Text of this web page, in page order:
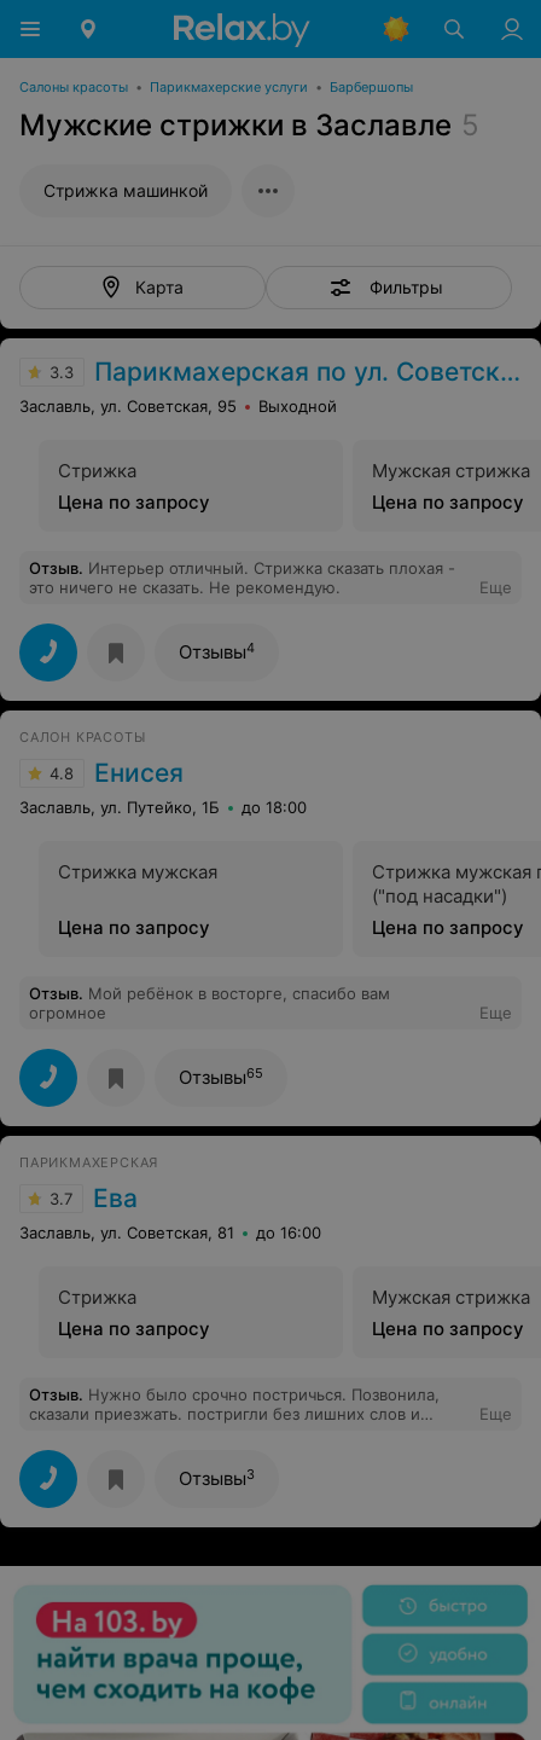
Салоны красоты • Парикмахерские услуги • Барбершопы
Мужские стрижки в Заславле 5
Стрижка машинкой
Карта Фильтры
3.3 Парикмахерская по ул. Советская, 95
Заславль, ул. Советская, 95 Выходной
Стрижка
Цена по запросу
Мужская стрижка
Цена по запросу
Отзыв. Интерьер отличный. Стрижка сказать плохая -
это ничего не сказать. Не рекомендую.
Еще
Отзывы4
САЛОН КРАСОТЫ
4.8 Енисея
Заславль, ул. Путейко, 1Б до 18:00
Стрижка мужская
Цена по запросу
Стрижка мужская
("под насадки")
Цена по запросу
Отзыв. Мой ребёнок в восторге, спасибо вам
огромное
Еще
Отзывы65
ПАРИКМАХЕРСКАЯ
3.7 Ева
Заславль, ул. Советская, 81 до 16:00
Стрижка
Цена по запросу
Мужская стрижка
Цена по запросу
Отзыв. Нужно было срочно постричься. Позвонила,
сказали приезжать. постригли без лишних слов и
Стрижка аккуратная и мне очень понравилась. редко
так бывает. Парикмахер Оля Янович. Буду теперь
постоянно к ней ходить. Еще посоветовали сделать
депиляцию. Очень приятные работники. Осталась
очень довольна посещением.
Еще
Отзывы3